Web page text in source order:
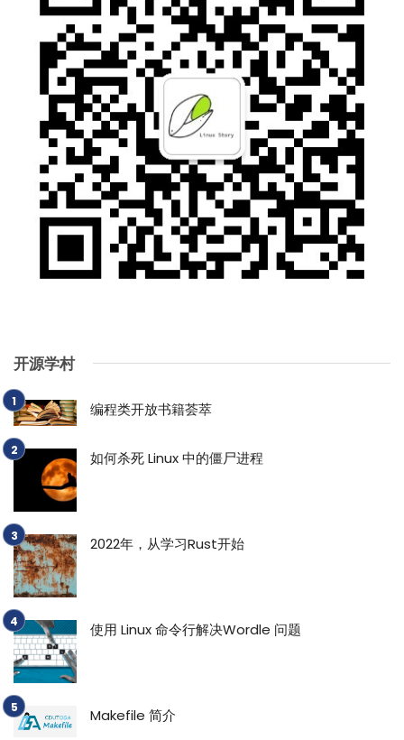
开源学村
编程类开放书籍荟萃
如何杀死 Linux 中的僵尸进程
2022年，从学习Rust开始
使用 Linux 命令行解决Wordle 问题
Makefile 简介